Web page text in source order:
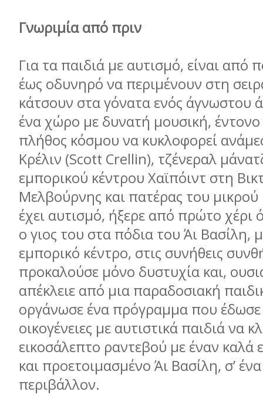
Γνωριµία από πριν
Για τα παιδιά µε αυτισµό, είναι από
έως οδυνηρό να περιµένουν στη
κάτσουν στα γόνατα ενός άγνωστου
ένα χώρο µε δυνατή µουσική,
πλήθος κόσµου να κυκλοφορεί
Κρέλιν (Scott Crellin), τζένεραλ
εµπορικού κέντρου Χαϊπόιντ στη
Μελβούρνης και πατέρας του
έχει αυτισµό, ήξερε από πρώτο χέρι
ο γιος του στα πόδια του Άι Βασίλη,
εµπορικό κέντρο, στις συνήθεις
προκαλούσε µόνο δυστυχία και,
απέκλειε από µια παραδοσιακή
οργάνωσε ένα πρόγραµµα που έδωσε
οικογένειες µε αυτιστικά παιδιά να
εικοσάλεπτο ραντεβού µε έναν καλά
και προετοιµασµένο Άι Βασίλη, σ’
περιβάλλον.